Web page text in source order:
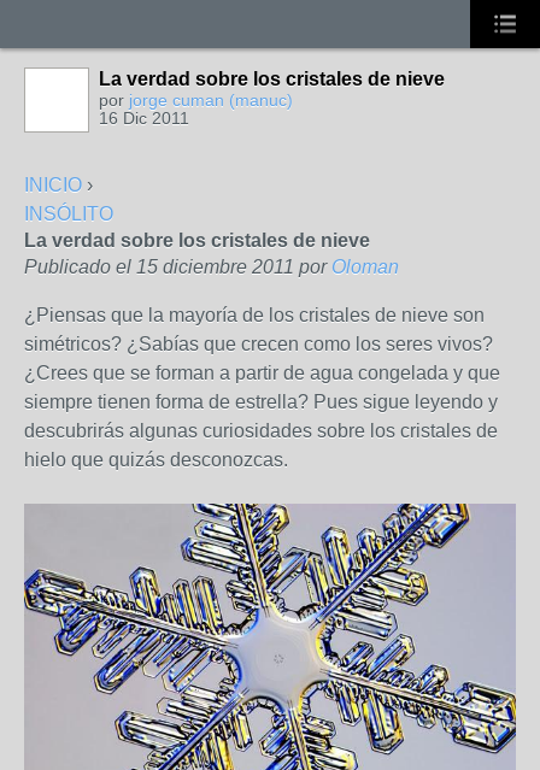
La verdad sobre los cristales de nieve
por jorge cuman (manuc)
16 Dic 2011
INICIO ›
INSÓLITO
La verdad sobre los cristales de nieve
Publicado el 15 diciembre 2011 por Oloman
¿Piensas que la mayoría de los cristales de nieve son
simétricos? ¿Sabías que crecen como los seres vivos?
¿Crees que se forman a partir de agua congelada y que
siempre tienen forma de estrella? Pues sigue leyendo y
descubrirás algunas curiosidades sobre los cristales de
hielo que quizás desconozcas.